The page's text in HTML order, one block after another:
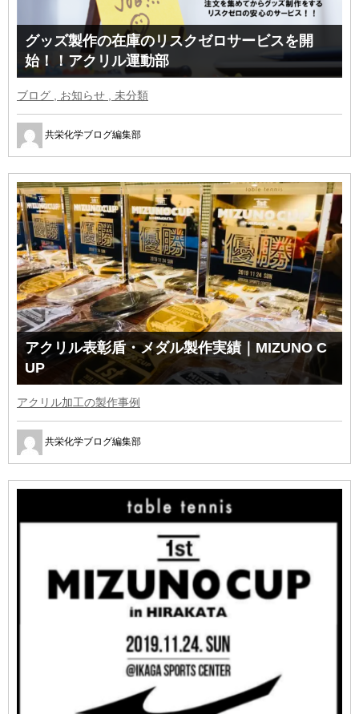
グッズ製作の在庫のリスクゼロサービスを開
始！！アクリル運動部
ブログ , お知らせ , 未分類
共栄化学ブログ編集部
アクリル表彰盾・メダル製作実績｜MIZUNO C
UP
アクリル加工の製作事例
共栄化学ブログ編集部